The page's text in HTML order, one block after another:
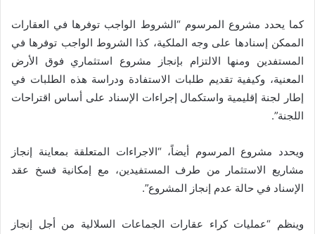
كما يحدد مشروع المرسوم “الشروط الواجب توفرها في العقارات
الممكن إسنادها على وجه الملكية، كذا الشروط الواجب توفرها في
المستفدين ومنها الالتزام بإنجاز مشروع استثماري فوق الأرض
المعنية، وكيفية تقديم طلبات الاستفادة ودراسة هذه الطلبات في
إطار لجنة إقليمية واستكمال إجراءات الإسناد على أساس اقتراحات
اللجنة”.
ويحدد مشروع المرسوم أيضاً، “الاجراءات المتعلقة بمعاينة إنجاز
مشاريع الاستثمار من طرف المستفيدين، مع إمكانية فسخ عقد
الإسناد في حالة عدم إنجاز المشروع”.
وينظم “عمليات كراء عقارات الجماعات السلالية من أجل إنجاز